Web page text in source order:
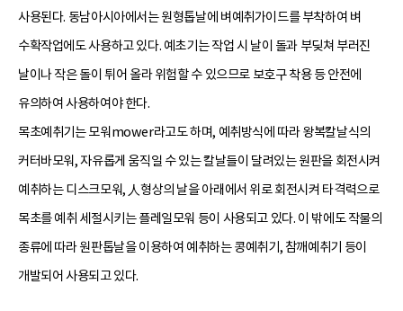
사용된다. 동남아시아에서는 원형톱날에 벼예취가이드를 부착하여 벼
수확작업에도 사용하고 있다. 예초기는 작업 시 날이 돌과 부딪쳐 부러진
날이나 작은 돌이 튀어 올라 위험할 수 있으므로 보호구 착용 등 안전에
유의하여 사용하여야 한다.
목초예취기는 모워mower라고도 하며, 예취방식에 따라 왕복칼날식의
커터바모워, 자유롭게 움직일 수 있는 칼날들이 달려있는 원판을 회전시켜
예취하는 디스크모워, 人형상의 날을 아래에서 위로 회전시켜 타격력으로
목초를 예취 세절시키는 플레일모워 등이 사용되고 있다. 이 밖에도 작물의
종류에 따라 원판톱날을 이용하여 예취하는 콩예취기, 참깨예취기 등이
개발되어 사용되고 있다.